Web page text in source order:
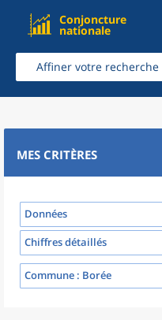
Conjoncture
nationale
Affiner votre recherche
MES CRITÈRES
Données
Chiffres détaillés
Commune : Borée